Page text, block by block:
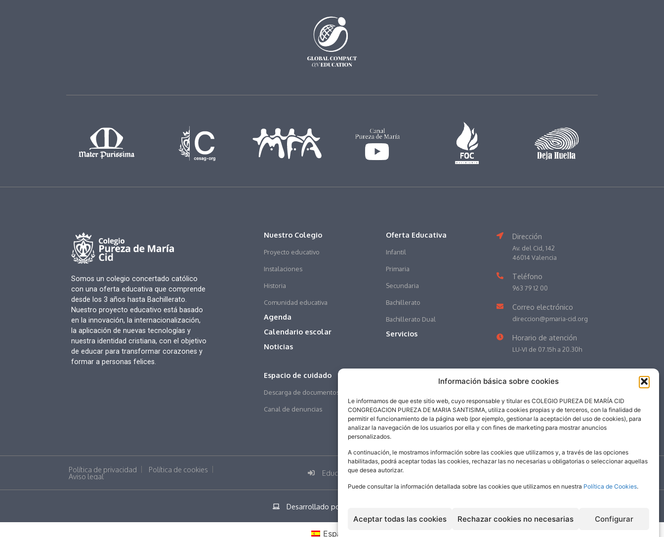
Información básica sobre cookies
Le informamos de que este sitio web, cuyo responsable y titular es COLEGIO PUREZA DE MARÍA CID
CONGREGACION PUREZA DE MARIA SANTISIMA, utiliza cookies propias y de terceros, con la finalidad de
permitir el funcionamiento de la página web (por ejemplo, gestionar la aceptación del uso de cookies), para
analizar la navegación de los usuarios por ella y con fines de marketing para mostrar anuncios
personalizados.
A continuación, le mostramos información sobre las cookies que utilizamos y, a través de las opciones
habilitadas, podrá aceptar todas las cookies, rechazar las no necesarias u obligatorias o seleccionar aquellas
que desea autorizar.
Puede consultar la información detallada sobre las cookies que utilizamos en nuestra Política de Cookies.
Aceptar todas las cookies Rechazar cookies no necesarias Configurar
Somos un colegio concertado católico
con una oferta educativa que comprende
desde los 3 años hasta Bachillerato.
Nuestro proyecto educativo está basado
en la innovación, la internacionalización,
la aplicación de nuevas tecnologías y
nuestra identidad cristiana, con el objetivo
de educar para transformar corazones y
formar a personas felices.
Nuestro Colegio
Proyecto educativo
Instalaciones
Historia
Comunidad educativa
Agenda
Calendario escolar
Noticias
Espacio de cuidado
Descarga de documentos
Canal de denuncias
Oferta Educativa
Infantil
Primaria
Secundaria
Bachillerato
Bachillerato Dual
Servicios
Dirección
Av. del Cid, 142
46014 Valencia
Teléfono
963 79 12 00
Correo electrónico
direccion@pmaria-cid.org
Horario de atención
LU-VI de 07.15h a 20.30h
Política de privacidad Política de cookies
Aviso legal Educamos
Desarrollado por addicional.com
Español